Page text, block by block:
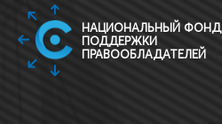
НАЦИОНАЛЬНЫЙ ФОНД
ПОДДЕРЖКИ
ПРАВООБЛАДАТЕЛЕЙ